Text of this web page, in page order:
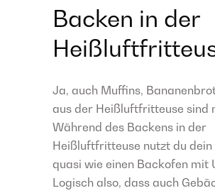
Backen in der
Ja, auch Muffins,
aus der Heißluftfritteuse sind
Während des Backens in der
Heißluftfritteuse nutzt du
quasi wie einen Backofen mit
Logisch also, dass auch